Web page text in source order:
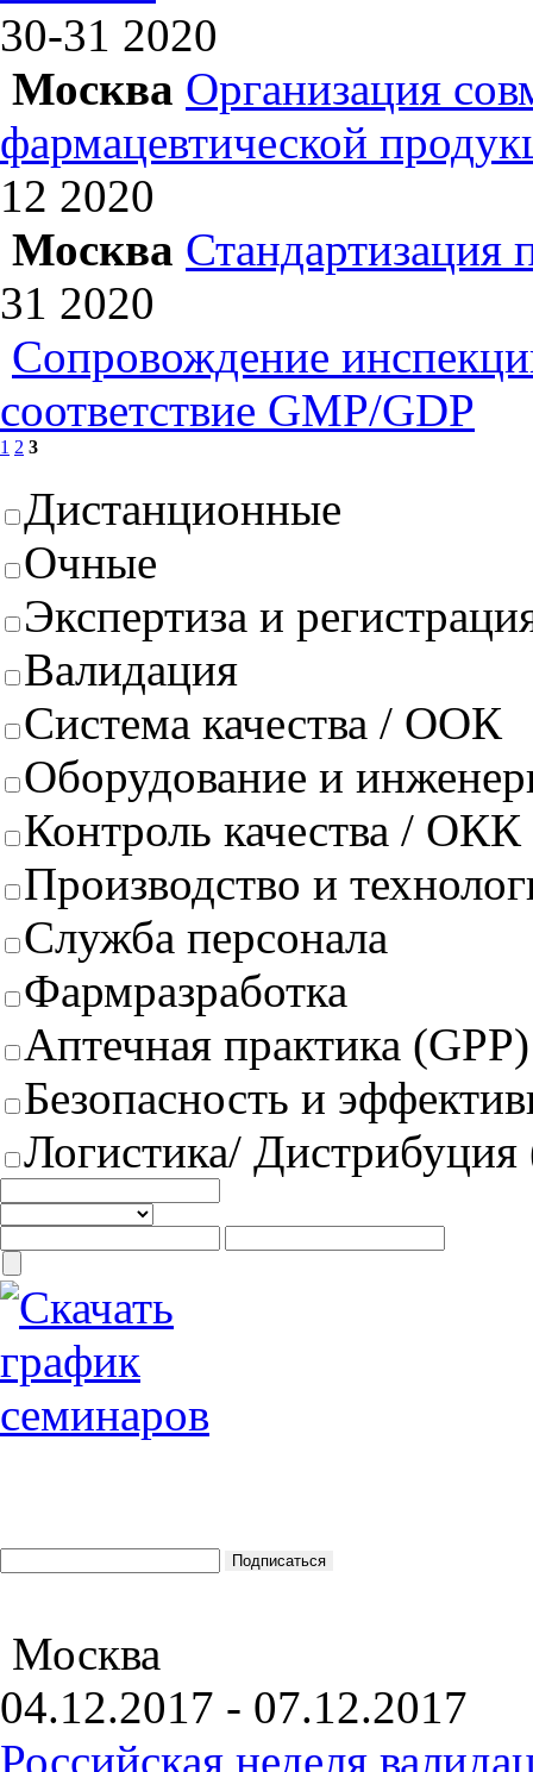
30-31 2020
Москва Организация
фармацевтической
12 2020
Москва Стандартизация
31 2020
Сопровождение
соответствие GMP/GDP
1 2 3
Дистанционные
Очные
Экспертиза и
Валидация
Система качества / ООК
Оборудование и
Контроль качества / ОКК
Производство и
Служба персонала
Фармразработка
Аптечная практика (GPP)
Безопасность и
Логистика/
Москва
04.12.2017 - 07.12.2017
Российская неделя